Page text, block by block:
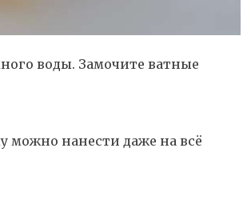
воды. Замочите ватные
можно нанести даже на всё